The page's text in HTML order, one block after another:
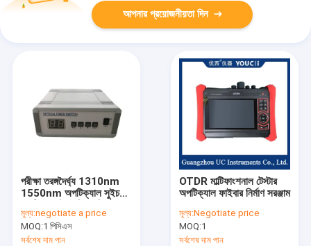
আপনার প্রয়োজনীয়তা দিন
পরীক্ষা তরঙ্গদৈর্ঘ্য 1310nm
1550nm অপটিক্যাল সুইচ
মূল্য:negotiate a price
MOQ:1 পিসিএস
সর্বশেষ দাম পান
OTDR মাল্টিফাংশনাল টেস্টার
অপটিক্যাল ফাইবার নির্মাণ সরঞ্জাম
মূল্য:Negotiate price
MOQ:1
সর্বশেষ দাম পান